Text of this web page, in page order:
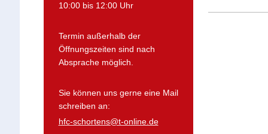
10:00 bis 12:00 Uhr
Termin außerhalb der
Öffnungszeiten sind nach
Absprache möglich.
Sie können uns gerne eine Mail
schreiben an:
hfc-schortens@t-online.de